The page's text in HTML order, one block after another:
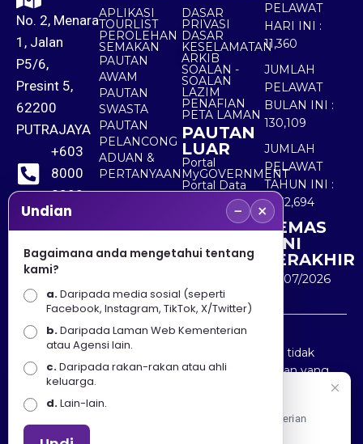
No. 2, Menara
1, Jalan
P5/6,
Presint 5,
62200
PUTRAJAYA
+603
8000
8000
+603
8891
7100
APLIKASI
TOURLIST
PEROLEHAN
SEMAKAN
PAUTAN
AWAM
PAUTAN
SWASTA
PAUTAN
PELANCONG
ADUAN &
PERTANYAAN
DASAR
PRIVASI
DASAR
KESELAMATAN
ARKIB
SOALAN -
SOALAN
LAZIM
PENAFIAN
PETA LAMAN
PAUTAN
LUAR
Portal
MyGOVERNMENT
Portal Data
Terbuka
Sektor Awam
PELAWAT
HARI INI :
11,360
JUMLAH
PELAWAT
BULAN INI :
130,109
JUMLAH
PELAWAT
TAHUN INI :
5,532,694
KEMAS
KINI
TERAKHIR
30/07/2026
Penafian : Kerajaan Malaysia dan Kementerian
Pelancongan Seni dan Budaya (MOTAC) adalah tidak
bertanggungjawab atas kehilangan atau kerugian yang
disebabkan oleh penggunaan mana-mana maklumat
yang diperolehi dari portal ini.
Undian − ×
Bagaimana anda mengetahui tentang
kami?
a.Daripada media sosial (seperti
Facebook, Instagram, TikTok, X/Twitter)
b.Daripada Laman Web Kementerian
atau Agensi lain.
c.Daripada rakan-rakan atau ahli
keluarga.
d.Lain-lain.
Apa Khabar! Selamat datang ke Portal Rasmi Kementerian
Pelancongan, Seni dan Budaya